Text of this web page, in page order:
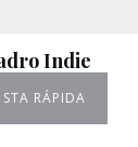
Indie
RÁPIDA